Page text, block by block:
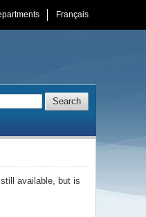
Français
available, but is